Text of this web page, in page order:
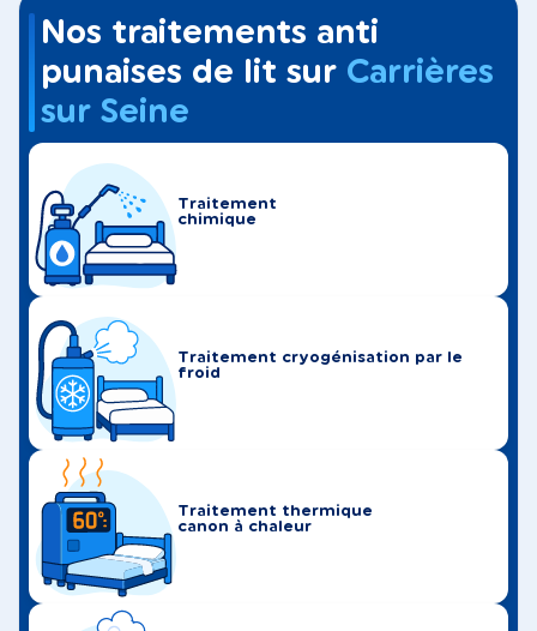
Nos traitements anti
punaises de lit sur Carrières
sur Seine
Traitement
chimique
Traitement cryogénisation par le
froid
Traitement thermique
canon à chaleur